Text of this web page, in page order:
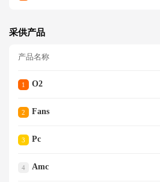
采供产品
产品名称
1 O2
2 Fans
3 Pc
4 Amc